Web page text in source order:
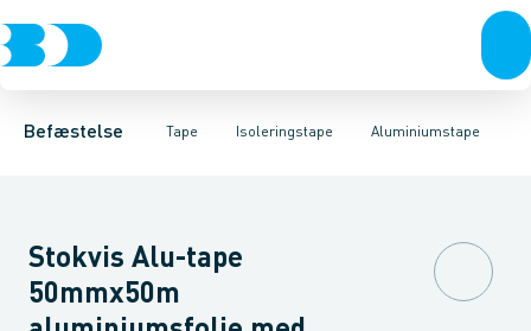
Befæstelse Tape
Bolte & sætskruerMøtrikkerSkiverSkruerSøm & dykkere
Isoleringstape
Afdækningstape Gevindtape & SnorByggetapeIsoleringstape
Aluminiumstape
Aluminiumstape PVC tapeRørisoleringstape
Stokvis Alu-tape
50mmx50m